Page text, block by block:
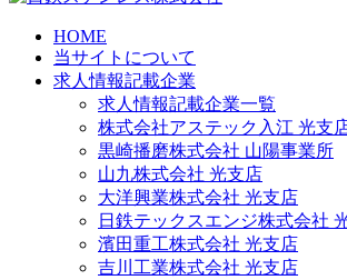
HOME
当サイトについて
求人情報記載企業
求人情報記載企業一覧
株式会社アステック入江 光支
黒崎播磨株式会社 山陽事業所
山九株式会社 光支店
大洋興業株式会社 光支店
日鉄テックスエンジ株式会社
濱田重工株式会社 光支店
吉川工業株式会社 光支店